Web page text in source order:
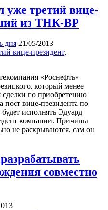
уже третий вице-
из ТНК-BP
дня 21/05/2013
«Роснефть»
который менее
сделки по приобретению
вице-президента по
исполнять Эдуард
компании. Причины
не раскрываются, сам он
совместно